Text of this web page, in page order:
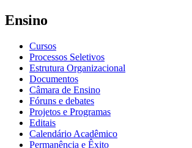
Ensino
Cursos
Processos Seletivos
Estrutura Organizacional
Documentos
Câmara de Ensino
Fóruns e debates
Projetos e Programas
Editais
Calendário Acadêmico
Permanência e Êxito